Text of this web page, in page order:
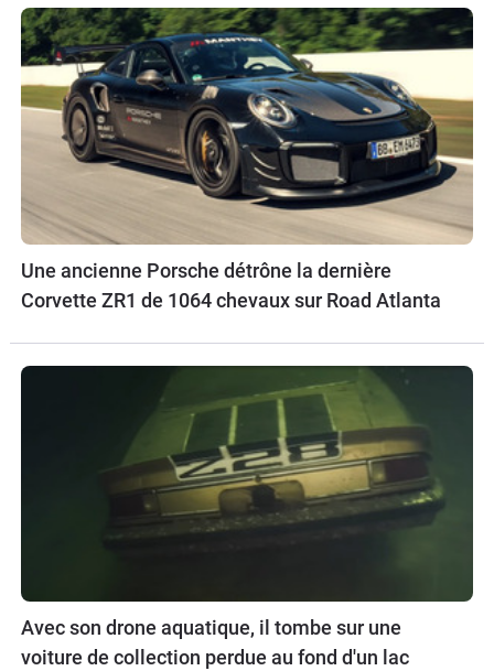
Une ancienne Porsche détrône la dernière
Corvette ZR1 de 1064 chevaux sur Road Atlanta
Avec son drone aquatique, il tombe sur une
voiture de collection perdue au fond d'un lac